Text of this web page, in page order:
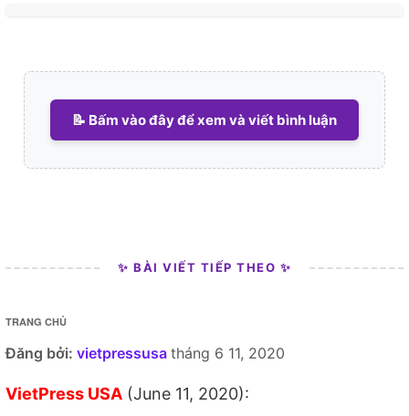
📝 Bấm vào đây để xem và viết bình luận
✨ BÀI VIẾT TIẾP THEO ✨
TRANG CHỦ
Đăng bởi: vietpressusa tháng 6 11, 2020
VietPress USA (June 11, 2020):